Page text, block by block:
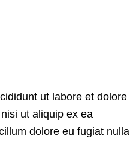
ut labore et dolore
ut aliquip ex ea
dolore eu fugiat nulla